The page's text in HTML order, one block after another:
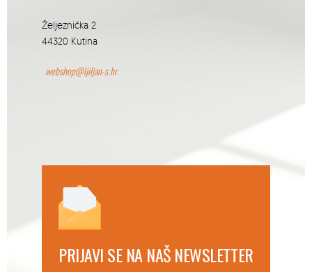
Željeznička 2
44320 Kutina
webshop@ljiljan-s.hr
PRIJAVI SE NA NAŠ NEWSLETTER